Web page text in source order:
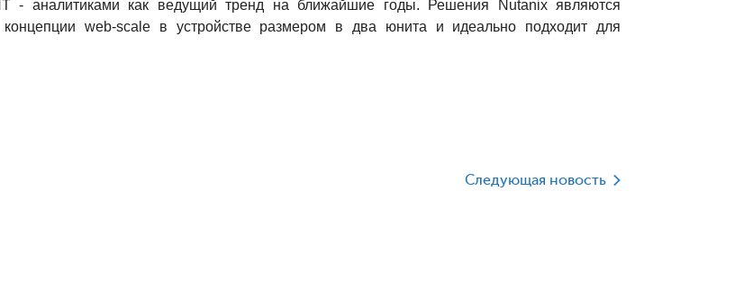
- аналитиками как ведущий тренд на ближайшие годы. Решения Nutanix являются
концепции web-scale в устройстве размером в два юнита и идеально подходит для
Следующая новость